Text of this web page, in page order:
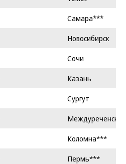
Самара***
Новосибирск
Сочи
Казань
Сургут
Коломна***
Пермь***